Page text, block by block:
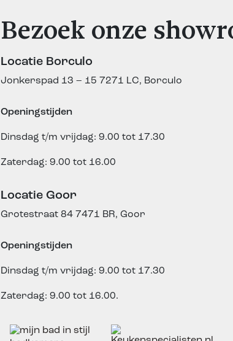
Bezoek onze
Locatie Borculo
Jonkerspad 13 – 15 7271 LC, Borculo
Openingstijden
Dinsdag t/m vrijdag: 9.00 tot 17.30
Zaterdag: 9.00 tot 16.00
Locatie Goor
Grotestraat 847471 BR, Goor
Openingstijden
Dinsdag t/m vrijdag: 9.00 tot 17.30
Zaterdag: 9.00 tot 16.00.